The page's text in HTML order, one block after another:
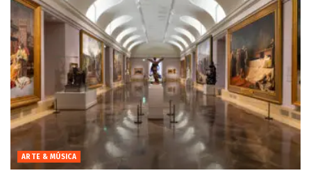
ARTE & MÚSICA